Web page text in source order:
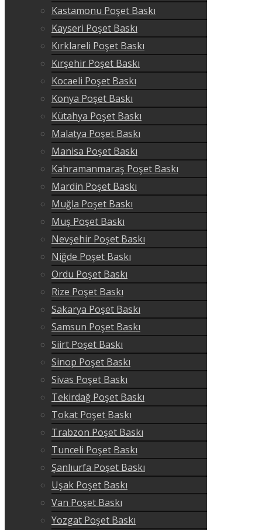
Kastamonu Poşet Baskı
Kayseri Poşet Baskı
Kırklareli Poşet Baskı
Kırşehir Poşet Baskı
Kocaeli Poşet Baskı
Konya Poşet Baskı
Kütahya Poşet Baskı
Malatya Poşet Baskı
Manisa Poşet Baskı
Kahramanmaraş Poşet Baskı
Mardin Poşet Baskı
Muğla Poşet Baskı
Muş Poşet Baskı
Nevşehir Poşet Baskı
Niğde Poşet Baskı
Ordu Poşet Baskı
Rize Poşet Baskı
Sakarya Poşet Baskı
Samsun Poşet Baskı
Siirt Poşet Baskı
Sinop Poşet Baskı
Sivas Poşet Baskı
Tekirdağ Poşet Baskı
Tokat Poşet Baskı
Trabzon Poşet Baskı
Tunceli Poşet Baskı
Şanlıurfa Poşet Baskı
Uşak Poşet Baskı
Van Poşet Baskı
Yozgat Poşet Baskı